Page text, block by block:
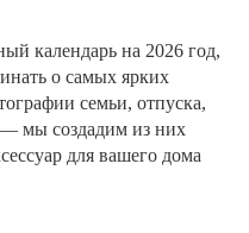
календарь на 2026 год,
о самых ярких
семьи, отпуска,
мы создадим из них
для вашего дома